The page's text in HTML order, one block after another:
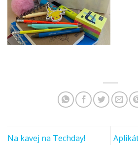
Na kavej na Techday!